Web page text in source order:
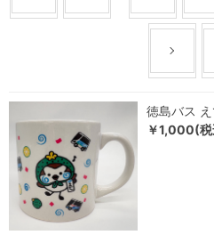
徳島バス
￥1,000(